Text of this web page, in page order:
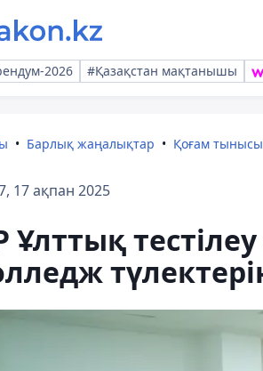
2026 #Қазақстан мақтанышы
Барлық жаңалықтар Қоғам тынысы
17 ақпан 2025
Ұлттық